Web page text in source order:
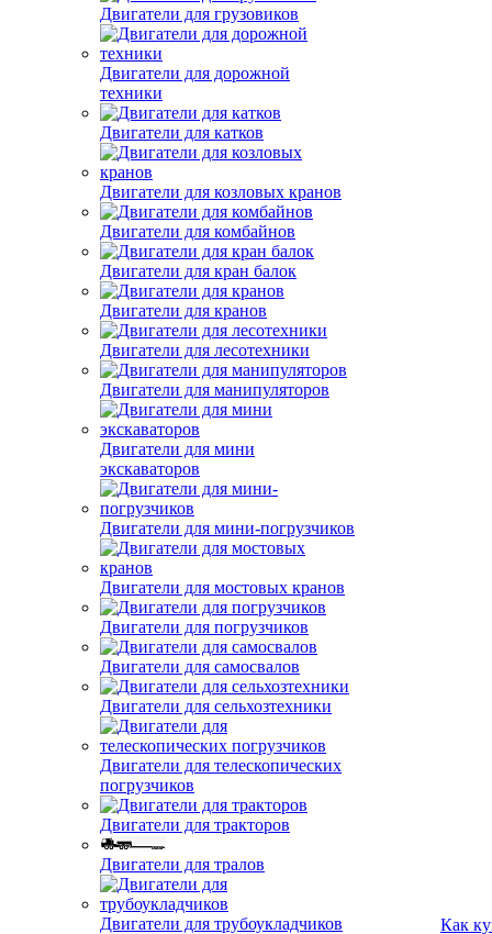
Двигатели для грузовиков
Двигатели для дорожной
техники
Двигатели для катков
Двигатели для козловых кранов
Двигатели для комбайнов
Двигатели для кран балок
Двигатели для кранов
Двигатели для лесотехники
Двигатели для манипуляторов
Двигатели для мини
экскаваторов
Двигатели для мини-погрузчиков
Двигатели для мостовых кранов
Двигатели для погрузчиков
Двигатели для самосвалов
Двигатели для сельхозтехники
Двигатели для телескопических
погрузчиков
Двигатели для тракторов
Двигатели для тралов
Двигатели для трубоукладчиков